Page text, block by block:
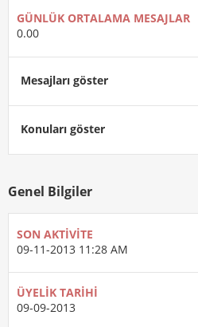
GÜNLÜK ORTALAMA MESAJLAR
0.00
Mesajları göster
Konuları göster
Genel Bilgiler
SON AKTIVITE
09-11-2013 11:28 AM
ÜYELIK TARIHI
09-09-2013